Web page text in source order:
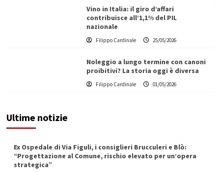
Vino in Italia: il giro d’affari
contribuisce all’1,1% del PIL
nazionale
Filippo Cardinale 25/05/2026
Noleggio a lungo termine con canoni
proibitivi? La storia oggi è diversa
Filippo Cardinale 01/05/2026
Ultime notizie
Ex Ospedale di Via Figuli, i consiglieri Brucculeri e Blò:
“Progettazione al Comune, rischio elevato per un’opera
strategica”